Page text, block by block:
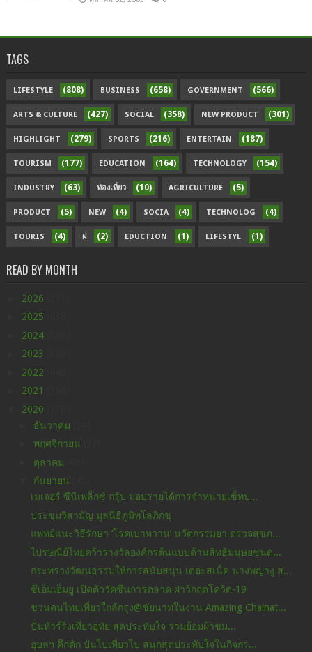
TAGS
LIFESTYLE (808) BUSINESS (658) GOVERNMENT (566)
ARTS & CULTURE (427) SOCIAL (358) NEW PRODUCT (301)
HIGHLIGHT (279) SPORTS (216) ENTERTAIN (187)
TOURISM (177) EDUCATION (164) TECHNOLOGY (154)
INDUSTRY (63) ท่องเที่ยว (10) AGRICULTURE (5)
PRODUCT (5) NEW (4) SOCIA (4) TECHNOLOG (4)
TOURIS (4) ฝ (2) EDUCTION (1) LIFESTYL (1)
READ BY MONTH
2026
2025
2024
2023
2022
2021
2020
ธันวาคม
พฤศจิกายน
ตุลาคม
กันยายน
เมเจอร์ ซีนีเพล็กซ์ กรุ้ป มอบรายได้การจำหน่ายเซ็ทป...
ประชุมวิสามัญ มูลนิธิภูมิพโลภิกขุ
แพทย์แนะวิธีรักษา ‘โรคเบาหวาน’ นวัตกรรมยา ตรวจสุขภ...
ไปรษณีย์ไทยคว้ารางวัลองค์กรต้นแบบด้านสิทธิมนุษยชนด...
กระทรวงวัฒนธรรมให้การสนับสนุน เดอะสเน็ค นางพญางู ส...
ซีเอ็มเอ็มยู เปิดตัววัคซีนการตลาด ฝ่าวิกฤตโควิด-19
ชวนคนไทยเที่ยวใกล้กรุง@ชัยนาทในงาน Amazing Chainat...
ปั่นทัวร์ริ่งเที่ยวอุทัย สุดประทับใจ ร่วมย้อมผ้าชม...
อุบลฯ คึกคัก ปั่นไปเที่ยวไป สนุกสุดประทับใจในกิจกร...